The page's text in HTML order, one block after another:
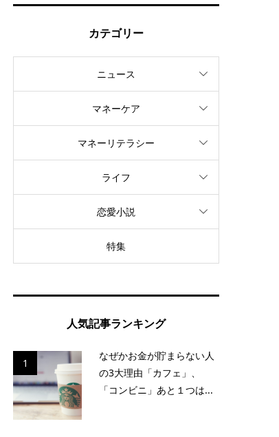
カテゴリー
ニュース
マネーケア
マネーリテラシー
ライフ
恋愛小説
特集
人気記事ランキング
1
なぜかお金が貯まらない人
の3大理由「カフェ」、
「コンビニ」あと１つは...